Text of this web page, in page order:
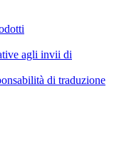
agli invii di
di traduzione